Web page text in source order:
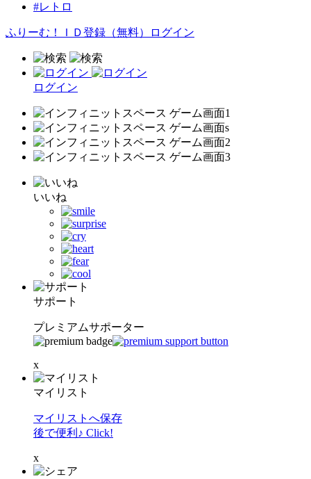
#レトロ
ふりーむ！ＩＤ登録（無料） ログイン
ログイン
いいね
サポート
プレミアムサポーター
x
マイリスト
マイリストへ保存
後で便利♪ Click!
x